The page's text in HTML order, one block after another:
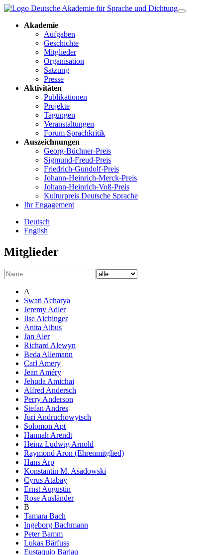
Akademie
Aufgaben
Geschichte
Mitglieder
Organisation
Satzung
Presse
Aktivitäten
Publikationen
Projekte
Tagungen
Veranstaltungen
Forum Sprachkritik
Auszeichnungen
Georg-Büchner-Preis
Sigmund-Freud-Preis
Friedrich-Gundolf-Preis
Johann-Heinrich-Merck-Preis
Johann-Heinrich-Voß-Preis
Kulturpreis Deutsche Sprache
Ihr Engagement
Deutsch
English
Mitglieder
A
Swati Acharya
Jeremy Adler
Ilse Aichinger
Anita Albus
Jan Aler
Richard Alewyn
Beda Allemann
Carl Amery
Jean Améry
Jehuda Amichai
Alfred Andersch
Perry Anderson
Stefan Andres
Juri Andruchowytsch
Solomon Apt
Hannah Arendt
Heinz Ludwig Arnold
Raymond Aron (Ehrenmitglied)
Hans Arp
Konstantin M. Asadowski
Cyrus Atabay
Ernst Augustin
Rose Ausländer
B
Tamara Bach
Ingeborg Bachmann
Peter Bamm
Lukas Bärfuss
Eustaquio Barjau